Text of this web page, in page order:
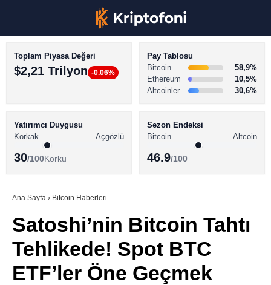
Youtube
TikTok
BİTCOİN HABERLERİ
ALTCOİN HABERLERİ
SÖZLÜK
Toplam Piyasa Değeri
$2,21 Trilyon -0.06%
Pay Tablosu
Bitcoin
58,9%
Ethereum
10,5%
Altcoinler
30,6%
Yatırımcı Duygusu
Korkak
Açgözlü
30/100Korku
Sezon Endeksi
Bitcoin
Altcoin
46.9/100
Ana Sayfa › Bitcoin Haberleri
Satoshi’nin Bitcoin Tahtı
Tehlikede! Spot BTC
ETF’ler Öne Geçmek